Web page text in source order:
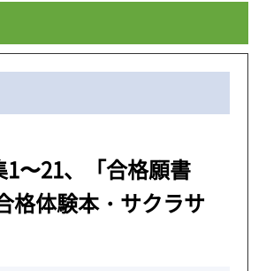
〜21、「合格願書
格体験本・サクラサ